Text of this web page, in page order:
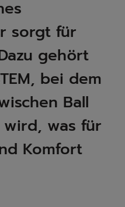
sorgt für
gehört
bei dem
Ball
was für
Komfort